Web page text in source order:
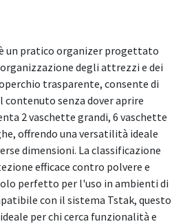
un pratico organizer progettato
degli attrezzi e dei
trasparente, consente di
senza dover aprire
2 vaschette grandi, 6 vaschette
offrendo una versatilità ideale
dimensioni. La classificazione
efficace contro polvere e
perfetto per l'uso in ambienti di
con il sistema Tstak, questo
per chi cerca funzionalità e